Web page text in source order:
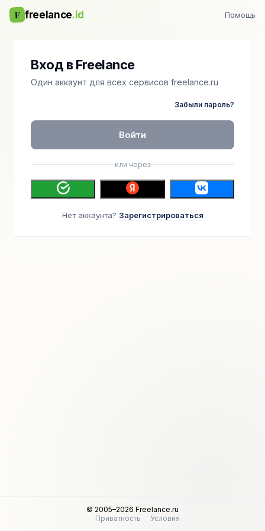
F freelance.id Помощь
Вход в Freelance
Один аккаунт для всех сервисов freelance.ru
Забыли пароль?
Войти
или через
Нет аккаунта? Зарегистрироваться
© 2005–2026 Freelance.ru
Приватность
Условия